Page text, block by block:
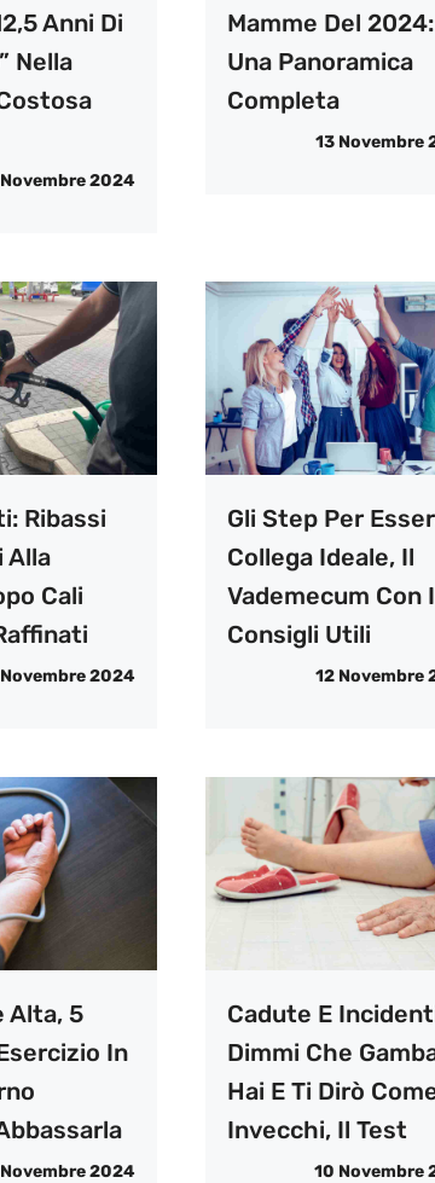
Anni Di
Nella
2024
Mamme Del 2024:
Una Panoramica
Completa
13 Novembre
Ribassi
Alla
Cali
2024
Gli Step Per
Collega Ideale, Il
Vademecum Con I
Consigli Utili
12 Novembre
Alta, 5
In
Novembre 2024
Cadute E
Dimmi Che
Hai E Ti Dirò
Invecchi, Il Test
10 Novembre